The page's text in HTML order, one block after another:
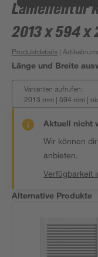
Lamellentür
2013 x 594 x
Produktdetails |
Länge und Breite
Varianten aufrufen:
2013 mm | 594 mm |
Aktuell nicht
Wir können
anbieten.
Verfügbarkeit
Alternative Produkte